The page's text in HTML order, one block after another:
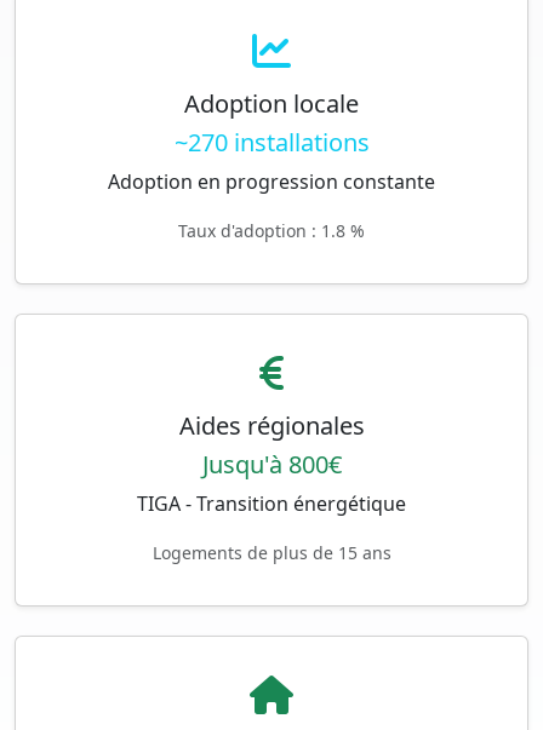
Adoption locale
~270 installations
Adoption en progression constante
Taux d'adoption : 1.8 %
Aides régionales
Jusqu'à 800€
TIGA - Transition énergétique
Logements de plus de 15 ans